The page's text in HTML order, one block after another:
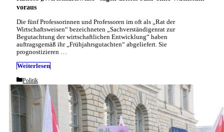
voraus
Die fünf Professorinnen und Professoren im oft als „Rat der
Wirtschaftsweisen“ bezeichneten „Sachverständigenrat zur
Begutachtung der wirtschaftlichen Entwicklung“ haben
auftragsgemäß ihr „Frühjahrsgutachten“ abgeliefert. Sie
prognostizieren …
Weiterlesen
Categories
Politik